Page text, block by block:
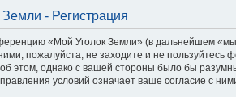
- Регистрация
«Мой Уголок Земли» (в дальнейшем
пожалуйста, не заходите и не
этом, однако с вашей стороны было бы
условий означает ваше согласие с